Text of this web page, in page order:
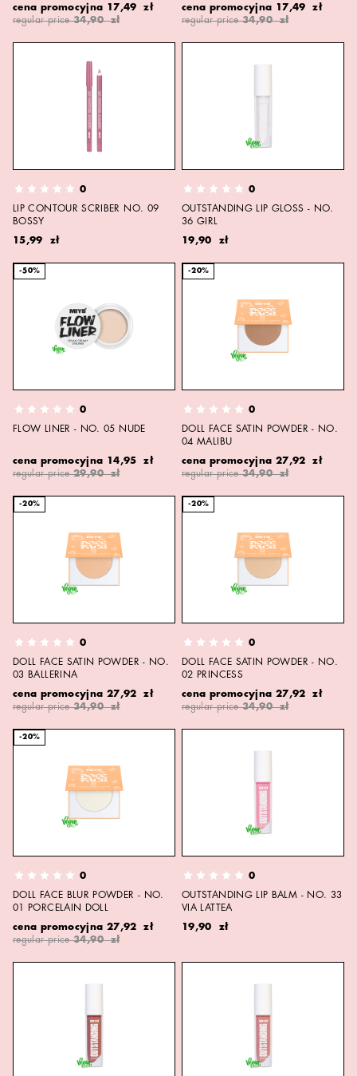
cena promocyjna 17,49 zł
regular price 34,90 zł
cena promocyjna 17,49 zł
regular price 34,90 zł
0
LIP CONTOUR SCRIBER NO. 09
BOSSY
15,99 zł
0
OUTSTANDING LIP GLOSS - NO.
36 GIRL
19,90 zł
-50%
0
FLOW LINER - NO. 05 NUDE
cena promocyjna 14,95 zł
regular price 29,90 zł
-20%
0
DOLL FACE SATIN POWDER - NO.
04 MALIBU
cena promocyjna 27,92 zł
regular price 34,90 zł
-20%
0
DOLL FACE SATIN POWDER - NO.
03 BALLERINA
cena promocyjna 27,92 zł
regular price 34,90 zł
-20%
0
DOLL FACE SATIN POWDER - NO.
02 PRINCESS
cena promocyjna 27,92 zł
regular price 34,90 zł
-20%
0
DOLL FACE BLUR POWDER - NO.
01 PORCELAIN DOLL
cena promocyjna 27,92 zł
regular price 34,90 zł
0
OUTSTANDING LIP BALM - NO. 33
VIA LATTEA
19,90 zł